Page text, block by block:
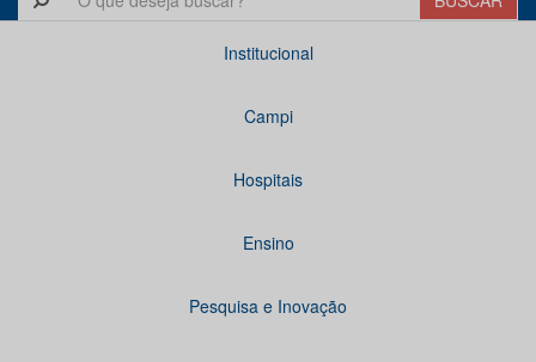
Institucional
Campi
Hospitais
Ensino
Pesquisa e Inovação